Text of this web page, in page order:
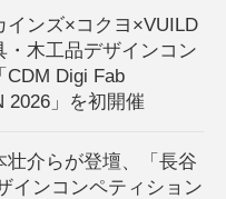
インズ×コクヨ×VUILD
・木工品デザインコン
CDM Digi Fab
2026」を初開催
壮介らが登壇、「長谷
インコンペティション